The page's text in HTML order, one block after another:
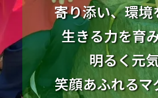
寄り添い、環境
生きる力を育
明るく元
笑顔あふれるマ